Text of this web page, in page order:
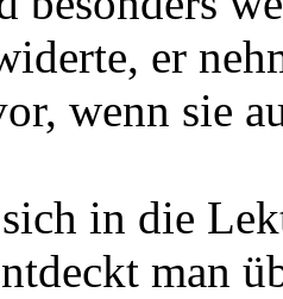
er
wenn sie
in die
man